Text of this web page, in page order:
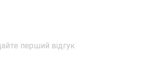
перший відгук